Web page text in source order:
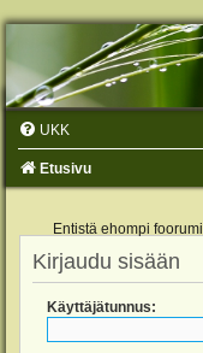
UKK
Etusivu
Entistä ehompi
Kirjaudu sisään
Käyttäjätunnus: